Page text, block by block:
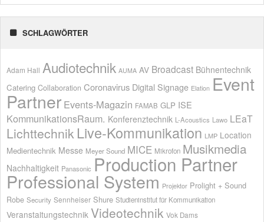
SCHLAGWÖRTER
Adam Hall Audiotechnik AUMA AV Broadcast Bühnentechnik
Catering Collaboration Coronavirus Digital Signage Elation Event
Partner Events-Magazin FAMAB GLP ISE
KommunikationsRaum. Konferenztechnik L-Acoustics Lawo LEaT
Lichttechnik Live-Kommunikation LMP Location
Medientechnik Messe Meyer Sound MICE Mikrofon Musikmedia
Nachhaltigkeit Panasonic Production Partner
Professional System Projektor Prolight + Sound
Robe Security Sennheiser Shure Studieninstitut für Kommunikation
Veranstaltungstechnik Videotechnik Vok Dams